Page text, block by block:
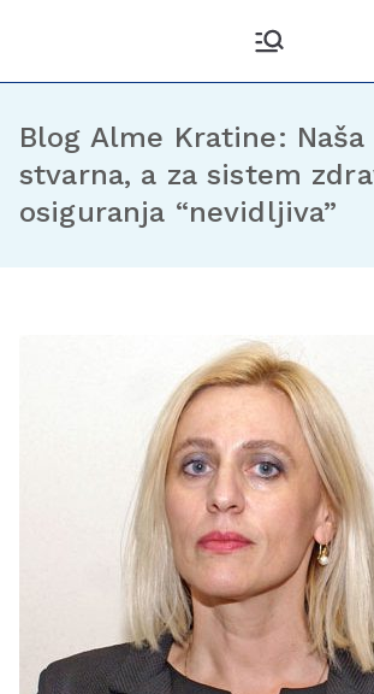
Blog Alme Kratine: Naša
stvarna, a za sistem
osiguranja “nevidljiva”